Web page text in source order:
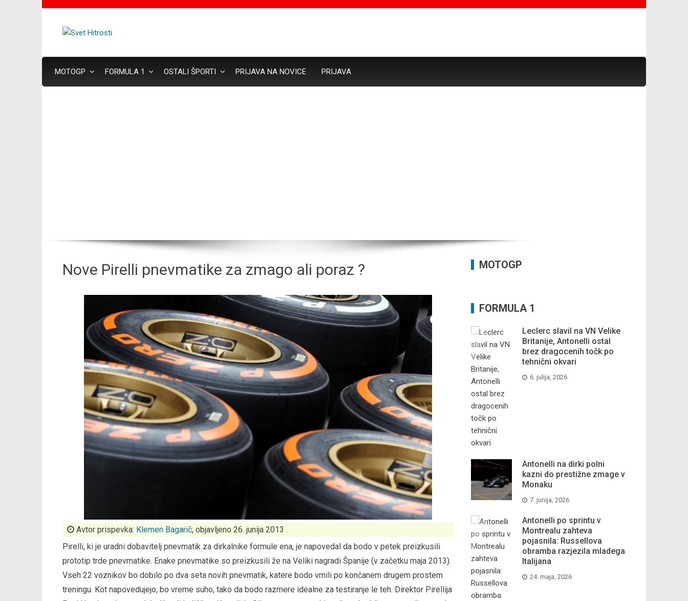
MOTOGP FORMULA 1 OSTALI ŠPORTI PRIJAVA NA NOVICE PRIJAVA
Nove Pirelli pnevmatike za zmago ali poraz ?
Avtor prispevka: Klemen Bagarič, objavljeno 26. junija 2013 .
Pirelli, ki je uradni dobavitelj pnevmatik za dirkalnike formule ena, je napovedal da bodo v petek preizkusili
prototip trde pnevmatike. Enake pnevmatike so preizkusili že na Veliki nagradi Španije (v začetku maja 2013).
Vseh 22 voznikov bo dobilo po dva seta novih pnevmatik, katere bodo vrnili po končanem drugem prostem
treningu. Kot napovedujejo, bo vreme suho, tako da bodo razmere idealne za testiranje le teh. Direktor Pirellija
MOTOGP
FORMULA 1
Leclerc slavil na VN Velike
Britanije, Antonelli ostal
brez dragocenih točk po
tehnični okvari
6. julija, 2026
Antonelli na dirki polni
kazni do prestižne zmage v
Monaku
7. junija, 2026
Antonelli po sprintu v
Montrealu zahteva
pojasnila: Russellova
obramba razjezila mladega
Italijana
24. maja, 2026